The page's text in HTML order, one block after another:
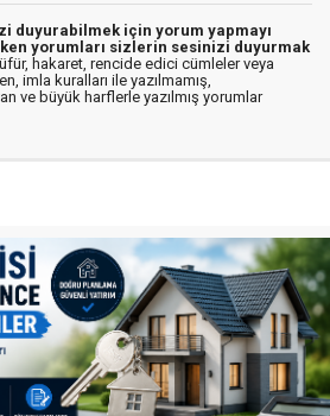
duyurabilmek için yorum yapmayı
yorumları sizlerin sesinizi duyurmak
hakaret, rencide edici cümleler veya
imla kuralları ile yazılmamış,
ve büyük harflerle yazılmış yorumlar